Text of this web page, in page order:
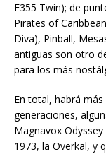
F355 Twin); de
Pirates of
Diva), Pinball,
antiguas son otro
para los más
En total, habrá
generaciones,
Magnavox
1973, la Overkal, y